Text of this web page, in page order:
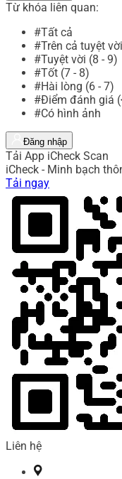
Từ khóa liên quan:
#Tất cả
#Trên cả tuyệt
#Tuyệt vời (8 - 9)
#Tốt (7 - 8)
#Hài lòng (6 - 7)
#Điểm đánh giá
#Có hình ảnh
Đăng nhập
Tải App iCheck Scan
iCheck - Minh bạch
Tải ngay
Liên hệ